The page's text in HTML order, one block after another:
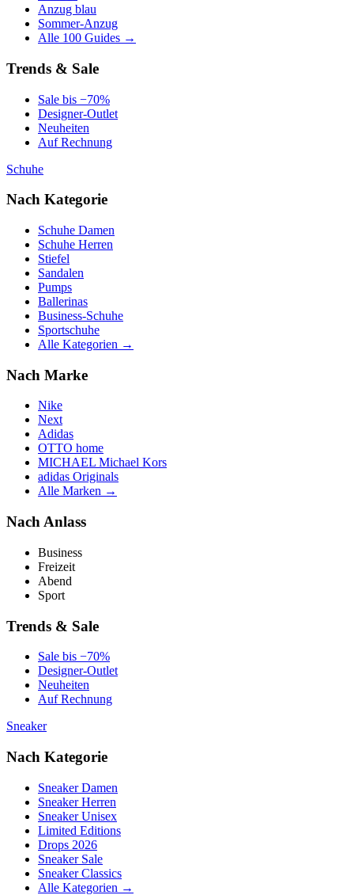
Anzug blau
Sommer-Anzug
Alle 100 Guides →
Trends & Sale
Sale bis −70%
Designer-Outlet
Neuheiten
Auf Rechnung
Schuhe
Nach Kategorie
Schuhe Damen
Schuhe Herren
Stiefel
Sandalen
Pumps
Ballerinas
Business-Schuhe
Sportschuhe
Alle Kategorien →
Nach Marke
Nike
Next
Adidas
OTTO home
MICHAEL Michael Kors
adidas Originals
Alle Marken →
Nach Anlass
Business
Freizeit
Abend
Sport
Trends & Sale
Sale bis −70%
Designer-Outlet
Neuheiten
Auf Rechnung
Sneaker
Nach Kategorie
Sneaker Damen
Sneaker Herren
Sneaker Unisex
Limited Editions
Drops 2026
Sneaker Sale
Sneaker Classics
Alle Kategorien →